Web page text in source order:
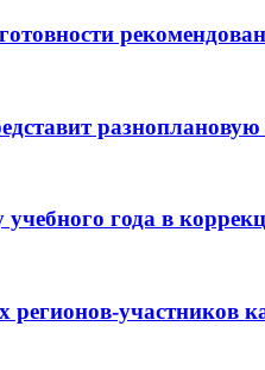
года в
регионов-участников